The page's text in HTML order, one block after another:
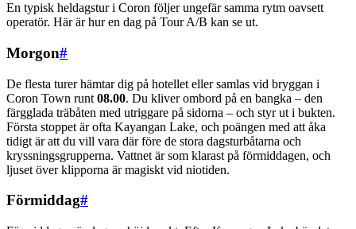
En typisk heldagstur i Coron följer ungefär samma rytm oavsett
operatör. Här är hur en dag på Tour A/B kan se ut.
Morgon#
De flesta turer hämtar dig på hotellet eller samlas vid bryggan i
Coron Town runt 08.00. Du kliver ombord på en bangka – den
färgglada träbåten med utriggare på sidorna – och styr ut i bukten.
Första stoppet är ofta Kayangan Lake, och poängen med att åka
tidigt är att du vill vara där före de stora dagsturbåtarna och
kryssningsgrupperna. Vattnet är som klarast på förmiddagen, och
ljuset över klipporna är magiskt vid niotiden.
Förmiddag#